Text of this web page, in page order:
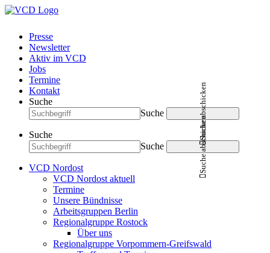
Presse
Newsletter
Aktiv im VCD
Jobs
Termine
Kontakt
Suche
Suche
Suche abschicken
Suche
Suche
Suche abschicken
VCD Nordost
VCD Nordost aktuell
Termine
Unsere Bündnisse
Arbeitsgruppen Berlin
Regionalgruppe Rostock
Über uns
Regionalgruppe Vorpommern-Greifswald